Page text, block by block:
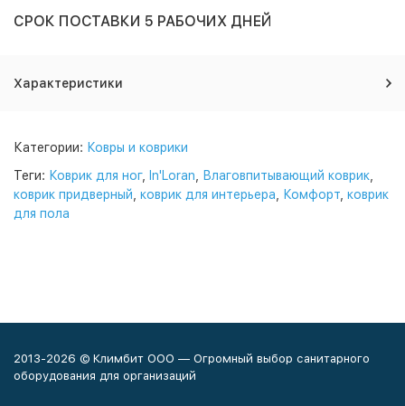
СРОК ПОСТАВКИ 5 РАБОЧИХ ДНЕЙ
Характеристики
Категории: Ковры и коврики
Теги: Коврик для ног, In'Loran Влаговпитывающий коврик
коврик придверный коврик для интерьера Комфорт коврик
для пола
2013-2026 © Климбит ООО — Огромный выбор санитарного
оборудования для организаций